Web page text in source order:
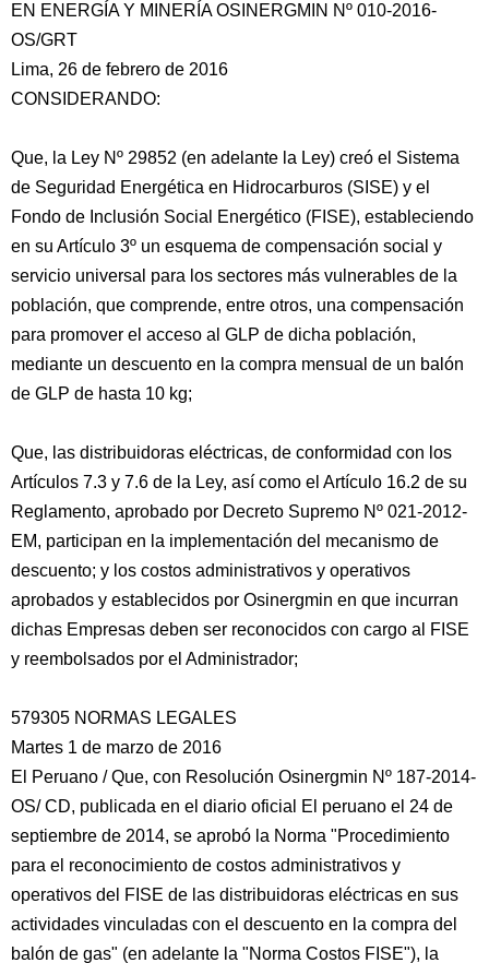
EN ENERGÍA Y MINERÍA OSINERGMIN Nº 010-2016-
OS/GRT
Lima, 26 de febrero de 2016
CONSIDERANDO:
Que, la Ley Nº 29852 (en adelante la Ley) creó el Sistema
de Seguridad Energética en Hidrocarburos (SISE) y el
Fondo de Inclusión Social Energético (FISE), estableciendo
en su Artículo 3º un esquema de compensación social y
servicio universal para los sectores más vulnerables de la
población, que comprende, entre otros, una compensación
para promover el acceso al GLP de dicha población,
mediante un descuento en la compra mensual de un balón
de GLP de hasta 10 kg;
Que, las distribuidoras eléctricas, de conformidad con los
Artículos 7.3 y 7.6 de la Ley, así como el Artículo 16.2 de su
Reglamento, aprobado por Decreto Supremo Nº 021-2012-
EM, participan en la implementación del mecanismo de
descuento; y los costos administrativos y operativos
aprobados y establecidos por Osinergmin en que incurran
dichas Empresas deben ser reconocidos con cargo al FISE
y reembolsados por el Administrador;
579305 NORMAS LEGALES
Martes 1 de marzo de 2016
El Peruano / Que, con Resolución Osinergmin Nº 187-2014-
OS/ CD, publicada en el diario oficial El peruano el 24 de
septiembre de 2014, se aprobó la Norma "Procedimiento
para el reconocimiento de costos administrativos y
operativos del FISE de las distribuidoras eléctricas en sus
actividades vinculadas con el descuento en la compra del
balón de gas" (en adelante la "Norma Costos FISE"), la